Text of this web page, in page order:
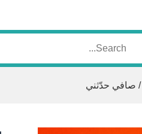
/ صافي حدّثني